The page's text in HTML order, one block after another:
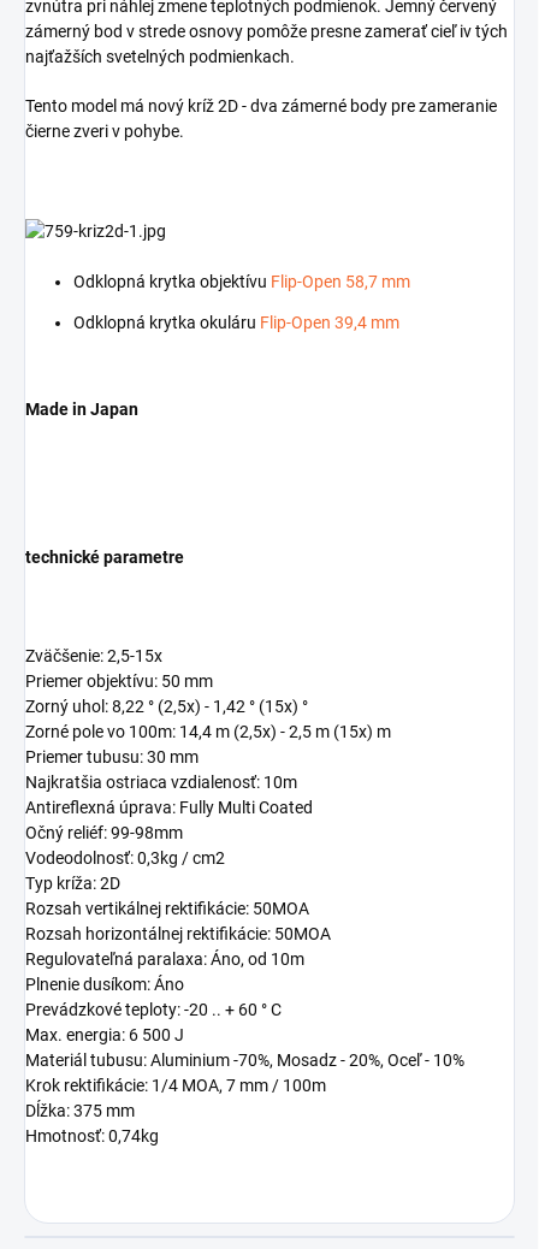
zvnútra pri náhlej zmene teplotných podmienok. Jemný červený
zámerný bod v strede osnovy pomôže presne zamerať cieľ iv tých
najťažších svetelných podmienkach.
Tento model má nový kríž 2D - dva zámerné body pre zameranie
čierne zveri v pohybe.
Odklopná krytka objektívu Flip-Open 58,7 mm
Odklopná krytka okuláru Flip-Open 39,4 mm
Made in Japan
technické parametre
Zväčšenie: 2,5-15x
Priemer objektívu: 50 mm
Zorný uhol: 8,22 ° (2,5x) - 1,42 ° (15x) °
Zorné pole vo 100m: 14,4 m (2,5x) - 2,5 m (15x) m
Priemer tubusu: 30 mm
Najkratšia ostriaca vzdialenosť: 10m
Antireflexná úprava: Fully Multi Coated
Očný reliéf: 99-98mm
Vodeodolnosť: 0,3kg / cm2
Typ kríža: 2D
Rozsah vertikálnej rektifikácie: 50MOA
Rozsah horizontálnej rektifikácie: 50MOA
Regulovateľná paralaxa: Áno, od 10m
Plnenie dusíkom: Áno
Prevádzkové teploty: -20 .. + 60 ° C
Max. energia: 6 500 J
Materiál tubusu: Aluminium -70%, Mosadz - 20%, Oceľ - 10%
Krok rektifikácie: 1/4 MOA, 7 mm / 100m
Dĺžka: 375 mm
Hmotnosť: 0,74kg